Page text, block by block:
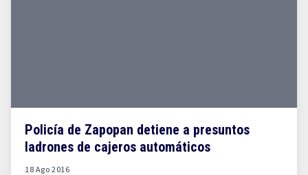
Policía de Zapopan detiene a presuntos
ladrones de cajeros automáticos
18 Ago 2016